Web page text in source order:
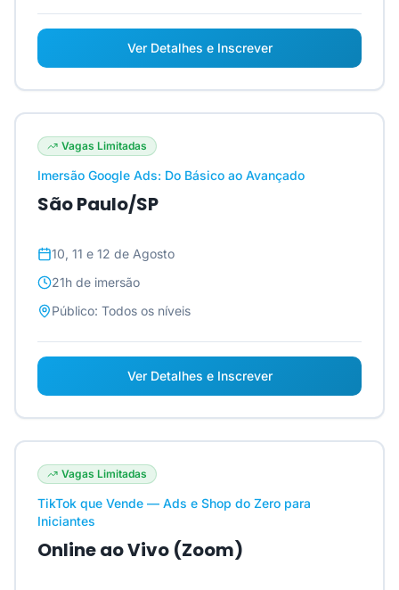
Ver Detalhes e Inscrever
Vagas Limitadas
Imersão Google Ads: Do Básico ao Avançado
São Paulo/SP
10, 11 e 12 de Agosto
21h de imersão
Público: Todos os níveis
Ver Detalhes e Inscrever
Vagas Limitadas
TikTok que Vende — Ads e Shop do Zero para
Iniciantes
Online ao Vivo (Zoom)